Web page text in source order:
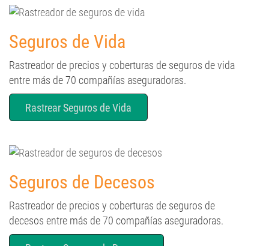
Seguros de Vida
Rastreador de precios y coberturas de seguros de vida
entre más de 70 compañías aseguradoras.
Rastrear Seguros de Vida
Seguros de Decesos
Rastreador de precios y coberturas de seguros de
decesos entre más de 70 compañías aseguradoras.